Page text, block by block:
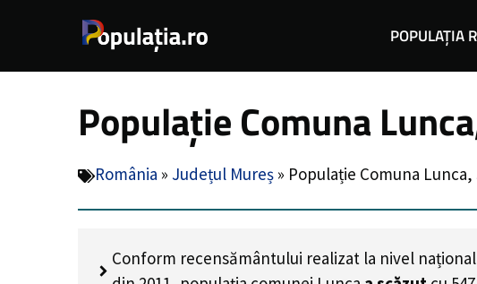
POPULAȚIA
Populație Comuna
România » Județul Mureș » Populație Comuna
Conform recensământului realizat la nivel